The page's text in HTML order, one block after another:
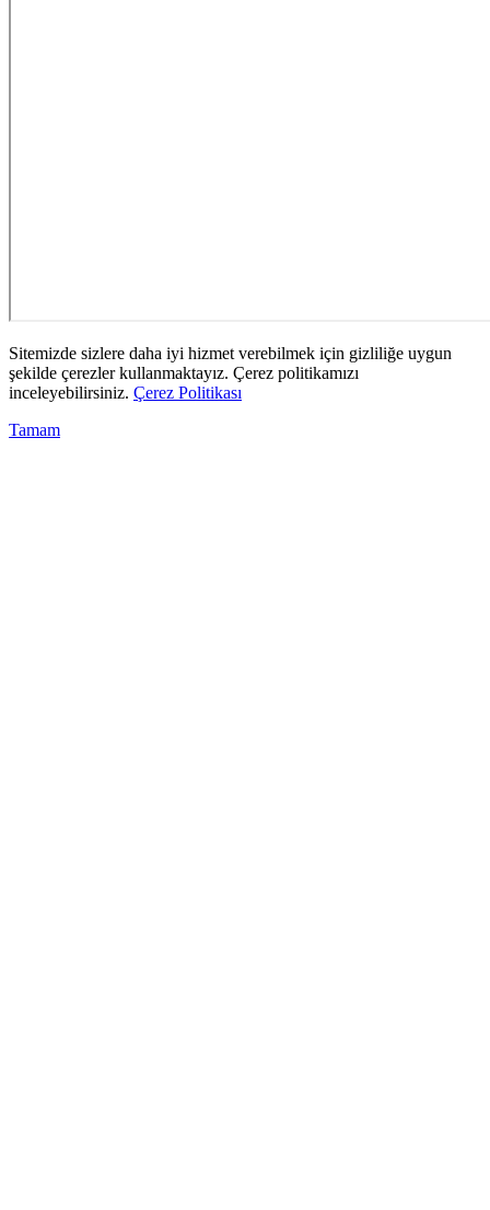
Sitemizde sizlere daha iyi hizmet verebilmek için gizliliğe uygun
şekilde çerezler kullanmaktayız. Çerez politikamızı
inceleyebilirsiniz. Çerez Politikası
Tamam